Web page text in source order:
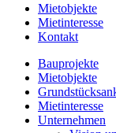
Mietobjekte
Mietinteresse
Kontakt
Bauprojekte
Mietobjekte
Mietinteresse
Unternehmen